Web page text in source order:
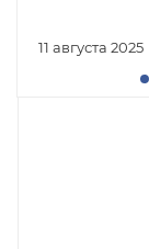
11 августа 2025